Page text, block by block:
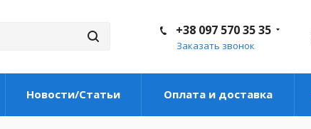
+38 097 570 35 35
Заказать звонок
Новости/Статьи Оплата и доставка